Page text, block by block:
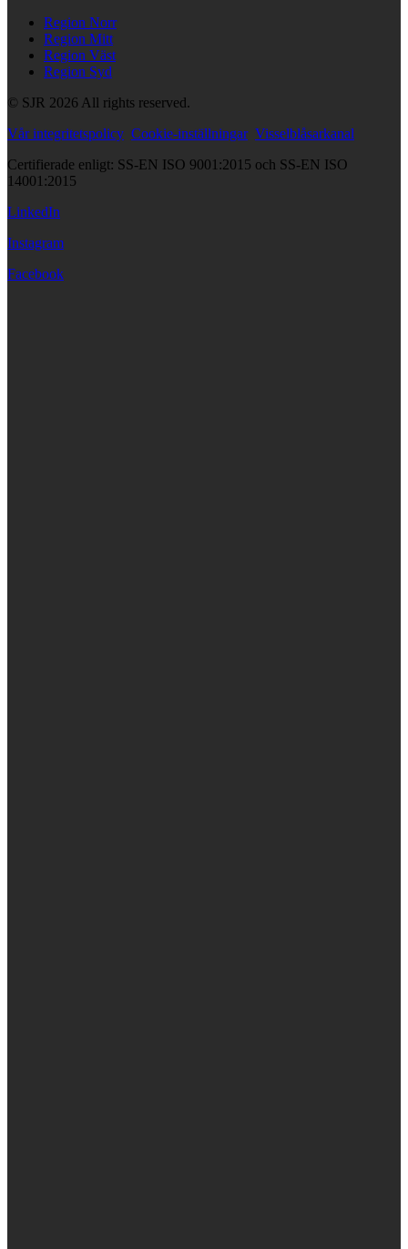
Region Norr
Region Mitt
Region Väst
Region Syd
© SJR 2026 All rights reserved.
Vår integritetspolicy Cookie-inställningar Visselblåsarkanal
Certifierade enligt: SS-EN ISO 9001:2015 och SS-EN ISO
14001:2015
LinkedIn
Instagram
Facebook